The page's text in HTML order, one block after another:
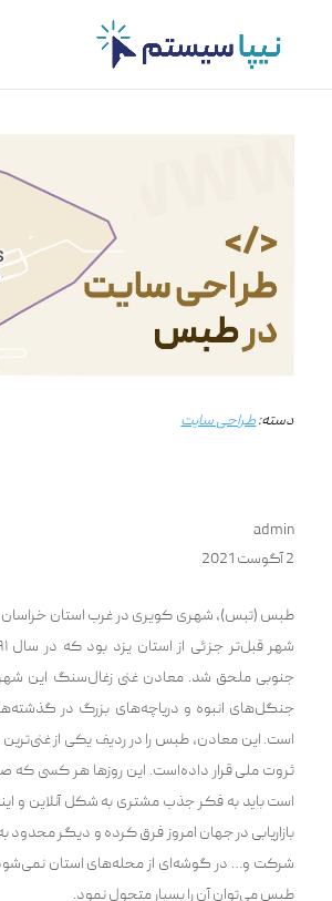
دسته:طراحی سایت
admin
2 آگوست 2021
طبس (تبس)، شهری کویری در غرب استان خراسان
جنوبی ملحق شد. معادن غنی زغال‌سنگ این
جنگل‌های انبوه و دریاچه‌های بزرگ در
است. این معادن، طبس را در ردیف یکی از
ثروت ملی قرار داده‌است. این روزها هر کسی
است باید به فکر جذب مشتری به شکل آنلاین و
بازاریابی در جهان امروز فرق کرده و دیگر محدود به
شرکت و… در گوشه‌ای از محله‌های استان
طبس می‌توان آن را بسیار متحول نمود.